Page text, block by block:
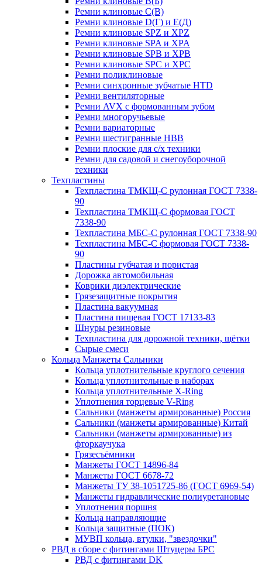
Ремни клиновые С(В)
Ремни клиновые D(Г) и Е(Д)
Ремни клиновые SPZ и XPZ
Ремни клиновые SPA и XPA
Ремни клиновые SPB и XPB
Ремни клиновые SPC и XPC
Ремни поликлиновые
Ремни синхронные зубчатые HTD
Ремни вентиляторные
Ремни AVX с формованным зубом
Ремни многоручьевые
Ремни вариаторные
Ремни шестигранные HBB
Ремни плоские для с/х техники
Ремни для садовой и снегоуборочной
техники
Техпластины
Техпластина ТМКЩ-С рулонная ГОСТ 7338-
90
Техпластина ТМКЩ-С формовая ГОСТ
7338-90
Техпластина МБС-С рулонная ГОСТ 7338-90
Техпластина МБС-С формовая ГОСТ 7338-
90
Пластины губчатая и пористая
Дорожка автомобильная
Коврики диэлектрические
Грязезащитные покрытия
Пластина вакуумная
Пластина пищевая ГОСТ 17133-83
Шнуры резиновые
Техпластина для дорожной техники, щётки
Сырые смеси
Кольца Манжеты Сальники
Кольца уплотнительные круглого сечения
Кольца уплотнительные в наборах
Кольца уплотнительные Х-Ring
Уплотнения торцевые V-Ring
Сальники (манжеты армированные) Россия
Сальники (манжеты армированные) Китай
Сальники (манжеты армированные) из
фторкаучука
Грязесъёмники
Манжеты ГОСТ 14896-84
Манжеты ГОСТ 6678-72
Манжеты ТУ 38-1051725-86 (ГОСТ 6969-54)
Манжеты гидравлические полиуретановые
Уплотнения поршня
Кольца направляющие
Кольца защитные (ПОК)
МУВП кольца, втулки, "звездочки"
РВД в сборе с фитингами Штуцеры БРС
РВД с фитингами DK